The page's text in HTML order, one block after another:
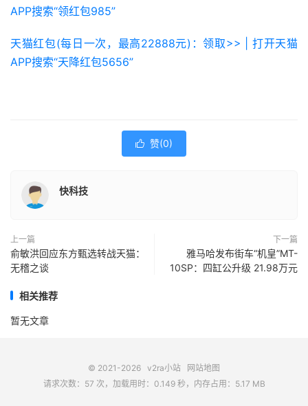
APP搜索“领红包985”
天猫红包(每日一次，最高22888元)：领取>> | 打开天猫
APP搜索“天降红包5656”
 赞(0)
快科技
上一篇
俞敏洪回应东方甄选转战天猫：
无稽之谈
下一篇
雅马哈发布街车“机皇”MT-
10SP：四缸公升级 21.98万元
相关推荐
暂无文章
© 2021-2026 v2ra小站
网站地图
请求次数：57 次，加载用时：0.149 秒，内存占用：5.17 MB